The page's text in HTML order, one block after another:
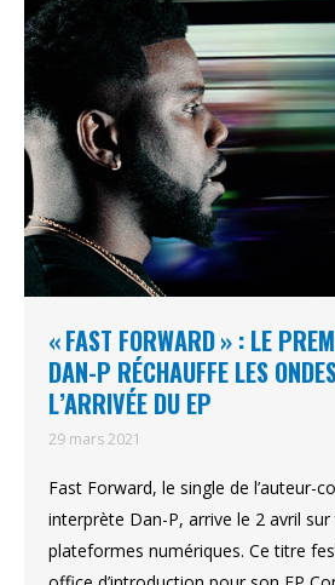
« FAST FORWARD » : LE
DAN-P RÉCHAUFFE LES
L’ARRIVÉE DU EP
29 mars 2021
Fast Forward, le single de l’auteur-
interprète Dan-P, arrive le 2 avril
plateformes numériques. Ce titre